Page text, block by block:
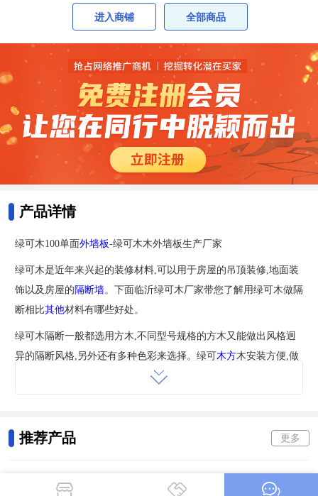
进入商铺 全部商品
产品详情
绿可木100单面外墙板-绿可木木外墙板生产厂家
绿可木是近年来兴起的装修材料,可以用于房屋的吊顶装修,地面装
饰以及房屋的隔断墙。下面临沂绿可木厂家带您了解用绿可木做隔
断相比其他材料有哪些好处。
绿可木隔断一般都选用方木,不同型号规格的方木又能做出风格迥
异的隔断风格,另外还有多种色彩来选择。绿可木方木安装方便,做
隔断也比较容易,对于装修公司来说并不是什么难事。
体现出不同风格。绿可木方木系列从形状,颜色,
为设计提
推荐产品 更多